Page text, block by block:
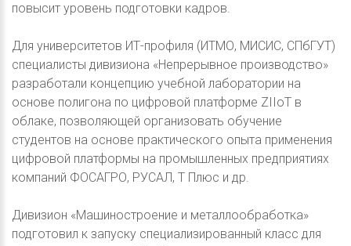
повысит уровень подготовки кадров.
Для университетов ИТ-профиля (ИТМО, МИСИС, СПбГУТ)
специалисты дивизиона «Непрерывное производство»
разработали концепцию учебной лаборатории на
основе полигона по цифровой платформе ZIIoT в
облаке, позволяющей организовать обучение
студентов на основе практического опыта применения
цифровой платформы на промышленных предприятиях
компаний ФОСАГРО, РУСАЛ, Т Плюс и др.
Дивизион «Машиностроение и металлообработка»
подготовил к запуску специализированный класс для